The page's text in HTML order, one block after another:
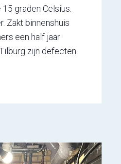
graden Celsius.
Zakt binnenshuis
een half jaar
zijn defecten